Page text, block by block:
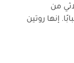
من
إنها روتين